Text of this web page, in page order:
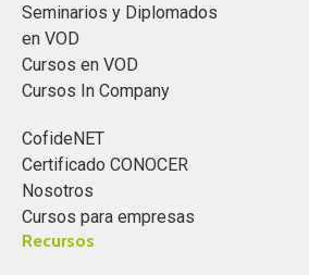
Seminarios y Diplomados
en VOD
Cursos en VOD
Cursos In Company
CofideNET
Certificado CONOCER
Nosotros
Cursos para empresas
Recursos